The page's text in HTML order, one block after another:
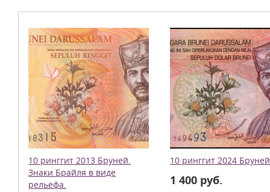
10 ринггит 2013 Бруней.
Знаки Брайля в виде
рельефа.
10 ринггит 2024
1 400 руб.